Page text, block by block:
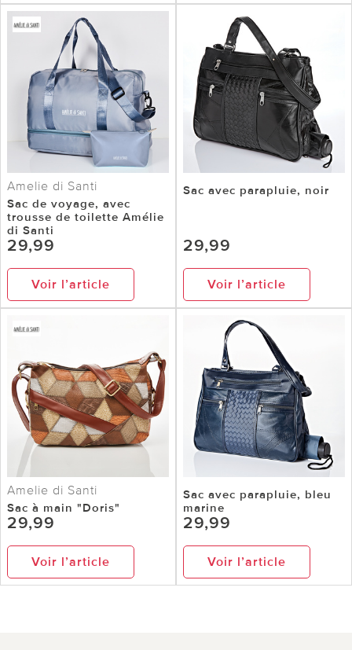
Amelie di Santi
Sac de voyage, avec
trousse de toilette Amélie
di Santi
29,99
Voir l’article
Sac avec parapluie, noir
29,99
Voir l’article
Amelie di Santi
Sac à main "Doris"
29,99
Voir l’article
Sac avec parapluie, bleu
marine
29,99
Voir l’article